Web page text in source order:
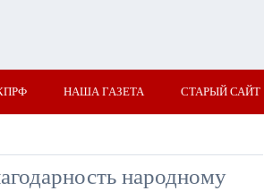
НАША ГАЗЕТА СТАРЫЙ САЙТ
народному